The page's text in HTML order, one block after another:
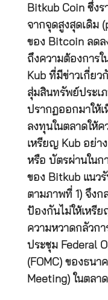
Bitkub Coin ซึ่ง
จากจุดสูงสุดเดิม
ของ Bitcoin ลดล
ถึงความต้องการ
Kub ที่มีข่าวเกี่ยว
สุ่มสินทรัพย์ประเ
ปรากฏออกมาให้
ลงทุนในตลาดให้ค
เหรียญ Kub อย่า
หรือ บัตรผ่านในก
ของ Bitkub แนว
ตามภาพที่ 1) จึง
ป้องกันไม่ให้เหรี
ความหวาดกลัวก
ประชุม Federal
(FOMC) ของธนา
Meeting) ในตลา